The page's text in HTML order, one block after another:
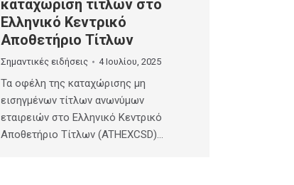
καταχώριση τίτλων στο
Ελληνικό Κεντρικό
Αποθετήριο Τίτλων
Σημαντικές ειδήσεις 4 Ιουλίου, 2025
Τα οφέλη της καταχώρισης μη
εισηγμένων τίτλων ανωνύμων
εταιρειών στο Ελληνικό Κεντρικό
Αποθετήριο Τίτλων (ATHEXCSD)…